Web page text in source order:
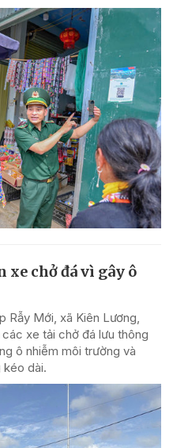
xe chở đá vì gây ô
Rẫy Mới, xã Kiên Lương,
xe tải chở đá lưu thông
ô nhiễm môi trường và
kéo dài.